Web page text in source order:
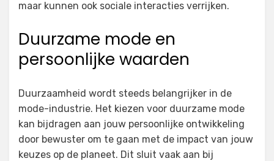
maar kunnen ook sociale interacties verrijken.
Duurzame mode en
persoonlijke waarden
Duurzaamheid wordt steeds belangrijker in de
mode-industrie. Het kiezen voor duurzame mode
kan bijdragen aan jouw persoonlijke ontwikkeling
door bewuster om te gaan met de impact van jouw
keuzes op de planeet. Dit sluit vaak aan bij